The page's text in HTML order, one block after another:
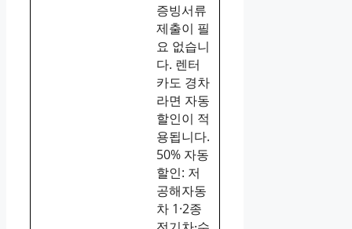
증빙서류
제출이 필
요 없습니
다. 렌터
카도 경차
라면 자동
할인이 적
용됩니다.
50% 자동
할인: 저
공해자동
차 1·2종